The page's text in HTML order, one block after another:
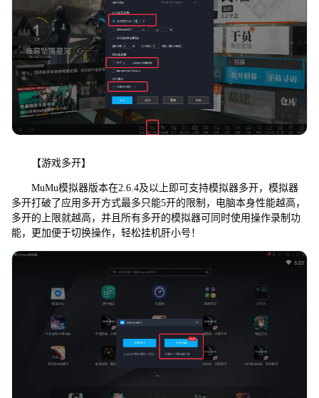
【游戏多开】
MuMu模拟器版本在2.6.4及以上即可支持模拟器多开，模拟器
多开打破了应用多开方式最多只能5开的限制，电脑本身性能越高，
多开的上限就越高，并且所有多开的模拟器可同时使用操作录制功
能，更加便于切换操作，轻松挂机肝小号！